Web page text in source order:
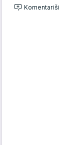
Komentariši